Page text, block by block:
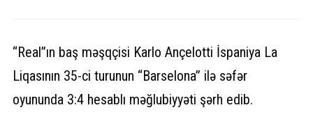
“Real”ın baş məşqçisi Karlo Ançelotti İspaniya La
Liqasının 35-ci turunun “Barselona” ilə səfər
oyununda 3:4 hesablı məğlubiyyəti şərh edib.